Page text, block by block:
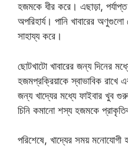
হজমকে ধীর করে। এছাড়া,
অপরিহার্য। পানি খাবারের
সাহায্য করে।
ছোটখাটো খাবারের জন্য দিনের
হজমপ্রক্রিয়াকে স্বাভাবিক রাখে
জন্য খাদ্যের মধ্যে ফাইবার খুব
চিনি কমানো শস্য হজমকে
পরিশেষে, খাদ্যের সময় মনোযোগী